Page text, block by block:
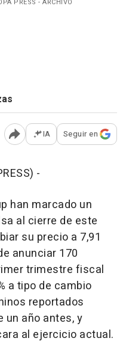
PRESS - ARCHIVO
Abrir opciones para
IA Seguir en
-
han marcado un
al cierre de este
su precio a 7,91
anunciar 170
trimestre fiscal
a tipo de cambio
reportados
un año antes, y
al ejercicio actual.